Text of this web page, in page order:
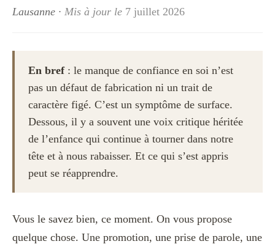
Lausanne · Mis à jour le 7 juillet 2026
En bref: le manque de confiance en soi n’est
pas un défaut de fabrication ni un trait de
caractère figé. C’est un symptôme de surface.
Dessous, il y a souvent une voix critique héritée
de l’enfance qui continue à tourner dans notre
tête et à nous rabaisser. Et ce qui s’est appris
peut se réapprendre.
Vous le savez bien, ce moment. On vous propose
quelque chose. Une promotion, une prise de parole, une